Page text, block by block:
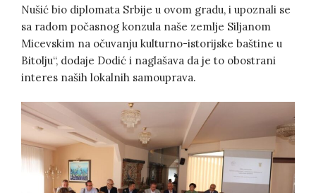
Nušić bio diplomata Srbije u ovom gradu, i upoznali se
sa radom počasnog konzula naše zemlje Siljanom
Micevskim na očuvanju kulturno-istorijske baštine u
Bitolju“, dodaje Dodić i naglašava da je to obostrani
interes naših lokalnih samouprava.